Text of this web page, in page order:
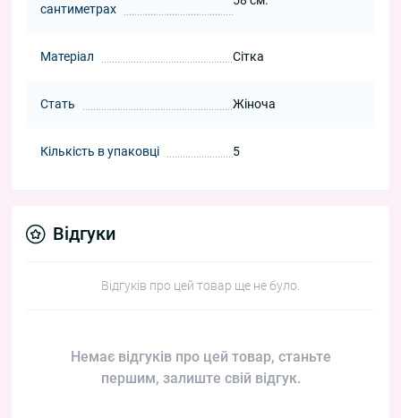
сантиметрах
Матеріал Сітка
Стать Жіноча
Кількість в упаковці 5
Відгуки
Відгуків про цей товар ще не було.
Немає відгуків про цей товар, станьте
першим, залиште свій відгук.